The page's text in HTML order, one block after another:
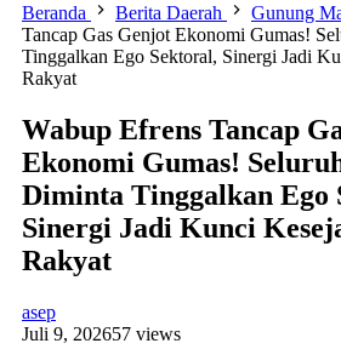
Beranda
Berita Daerah Gunung
Tancap Gas Genjot Ekonomi Gumas!
Tinggalkan Ego Sektoral, Sinergi Jadi
Rakyat
Wabup Efrens Tancap
Ekonomi Gumas!
Diminta Tinggalkan Ego
Sinergi Jadi Kunci
Rakyat
asep
Juli 9, 202657 views